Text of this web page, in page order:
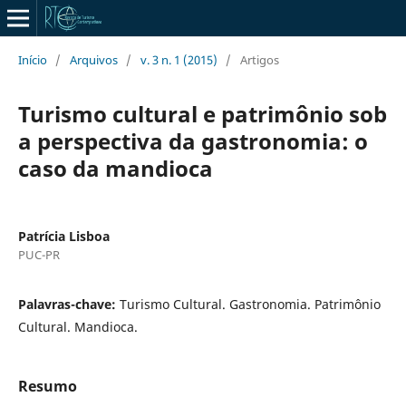
Início / Arquivos / v. 3 n. 1 (2015) / Artigos
Turismo cultural e patrimônio sob
a perspectiva da gastronomia: o
caso da mandioca
Patrícia Lisboa
PUC-PR
Palavras-chave: Turismo Cultural. Gastronomia. Patrimônio
Cultural. Mandioca.
Resumo